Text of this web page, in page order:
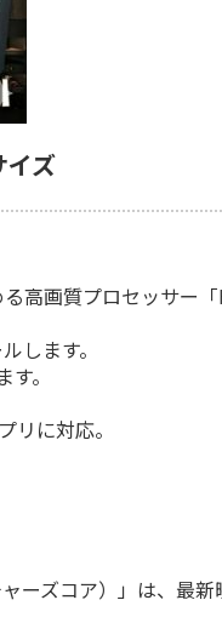
イズ
高画質プロセッサー「
します。
。
に対応。
ーズコア）」は、最